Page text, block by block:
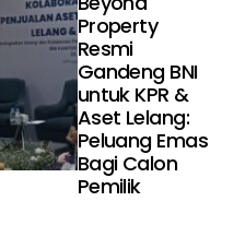
Property
Resmi
Gandeng BNI
untuk KPR &
Aset Lelang:
Peluang Emas
Bagi Calon
Pemilik